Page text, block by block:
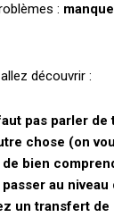
:
découvrir :
pas parler
chose (on
de bien
passer au
un transfert